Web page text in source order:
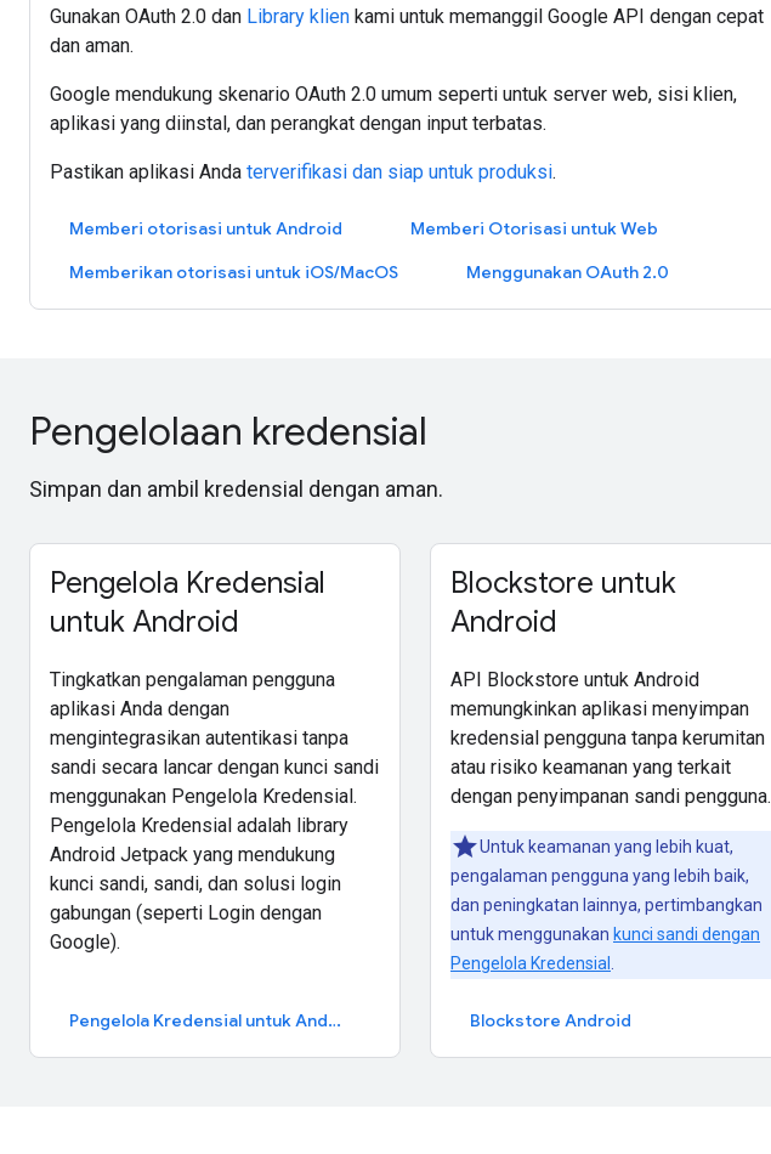
Gunakan OAuth 2.0 dan Library klien kami untuk memanggil Google API dengan cepat
dan aman.
Google mendukung skenario OAuth 2.0 umum seperti untuk server web, sisi klien,
aplikasi yang diinstal, dan perangkat dengan input terbatas.
Pastikan aplikasi Anda terverifikasi dan siap untuk produksi.
Memberi otorisasi untuk Android
Memberi Otorisasi untuk Web
Memberikan otorisasi untuk iOS/MacOS
Menggunakan OAuth 2.0
Pengelolaan kredensial
Simpan dan ambil kredensial dengan aman.
Pengelola Kredensial
untuk Android
Tingkatkan pengalaman pengguna
aplikasi Anda dengan
mengintegrasikan autentikasi tanpa
sandi secara lancar dengan kunci sandi
menggunakan Pengelola Kredensial.
Pengelola Kredensial adalah library
Android Jetpack yang mendukung
kunci sandi, sandi, dan solusi login
gabungan (seperti Login dengan
Google).
Pengelola Kredensial untuk Android
Blockstore untuk
Android
API Blockstore untuk Android
memungkinkan aplikasi menyimpan
kredensial pengguna tanpa kerumitan
atau risiko keamanan yang terkait
dengan penyimpanan sandi pengguna.
Untuk keamanan yang lebih kuat,
pengalaman pengguna yang lebih baik,
dan peningkatan lainnya, pertimbangkan
untuk menggunakan kunci sandi dengan
Pengelola Kredensial
Blockstore Android